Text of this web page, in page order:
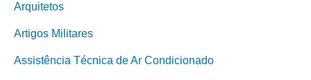
Arquitetos
Artigos Militares
Assistência Técnica de Ar Condicionado